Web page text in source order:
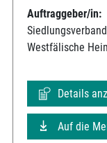
Auftraggeber/in:
Westfälische
Details
Auf die